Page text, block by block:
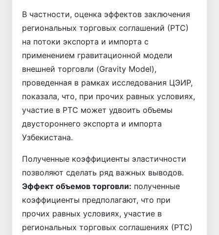
В частности, оценка эффектов заключения
региональных торговых соглашений (РТС)
на потоки экспорта и импорта с
применением гравитационной модели
внешней торговли (Gravity Model),
проведенная в рамках исследования ЦЭИР,
показала, что, при прочих равных условиях,
участие в РТС может удвоить объемы
двустороннего экспорта и импорта
Узбекистана.
Полученные коэффициенты эластичности
позволяют сделать ряд важных выводов.
Эффект объемов торговли: полученные
коэффициенты предполагают, что при
прочих равных условиях, участие в
региональных торговых соглашениях (РТС)